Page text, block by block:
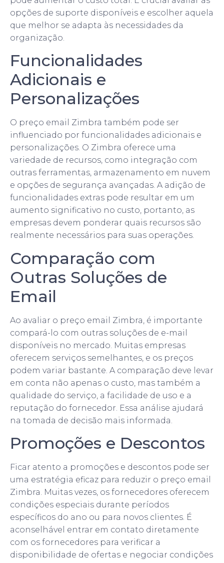
opções de suporte disponíveis e escolher aquela
que melhor se adapta às necessidades da
organização.
Funcionalidades
Adicionais e
Personalizações
O preço email Zimbra também pode ser
influenciado por funcionalidades adicionais e
personalizações. O Zimbra oferece uma
variedade de recursos, como integração com
outras ferramentas, armazenamento em nuvem
e opções de segurança avançadas. A adição de
funcionalidades extras pode resultar em um
aumento significativo no custo, portanto, as
empresas devem ponderar quais recursos são
realmente necessários para suas operações.
Comparação com
Outras Soluções de
Email
Ao avaliar o preço email Zimbra, é importante
compará-lo com outras soluções de e-mail
disponíveis no mercado. Muitas empresas
oferecem serviços semelhantes, e os preços
podem variar bastante. A comparação deve levar
em conta não apenas o custo, mas também a
qualidade do serviço, a facilidade de uso e a
reputação do fornecedor. Essa análise ajudará
na tomada de decisão mais informada.
Promoções e Descontos
Ficar atento a promoções e descontos pode ser
uma estratégia eficaz para reduzir o preço email
Zimbra. Muitas vezes, os fornecedores oferecem
condições especiais durante períodos
específicos do ano ou para novos clientes. É
aconselhável entrar em contato diretamente
com os fornecedores para verificar a
disponibilidade de ofertas e negociar condições